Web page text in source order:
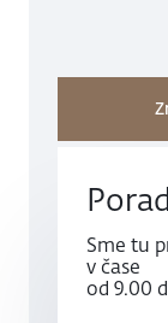
Sme tu
v čase
od 9.00